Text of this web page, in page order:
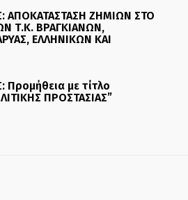
ΑΠΟΚΑΤΑΣΤΑΣΗ ΖΗΜΙΩΝ ΣΤΟ
Τ.Κ. ΒΡΑΓΚΙΑΝΩΝ,
ΕΛΛΗΝΙΚΩΝ ΚΑΙ
με τίτλο
ΠΡΟΣΤΑΣΙΑΣ”